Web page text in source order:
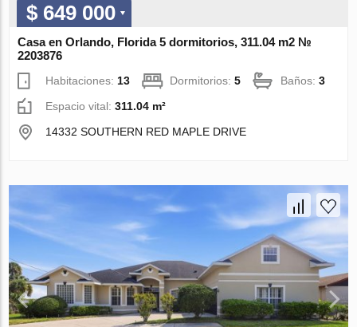
$ 649 000
Casa en Orlando, Florida 5 dormitorios, 311.04 m2 №
2203876
Habitaciones:13 Dormitorios:5 Baños:3
Espacio vital:311.04 m²
14332 SOUTHERN RED MAPLE DRIVE